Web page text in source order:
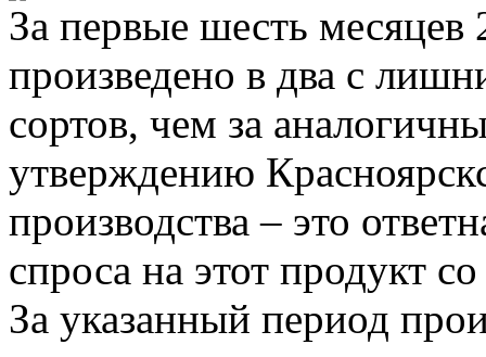
За первые шесть месяцев
произведено в два с
сортов, чем за
утверждению
производства – это
спроса на этот продукт
За указанный период